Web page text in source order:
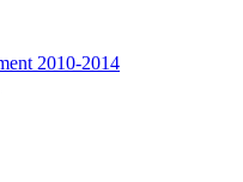
2010-2014